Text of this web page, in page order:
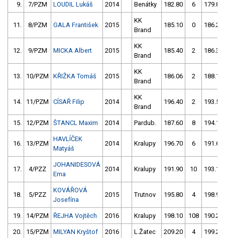
9. 7/PZM LOUDIL Lukáš 2014 Benátky 182.80 6 179.80
11. 8/PZM GALA František 2015
KK
Brand
185.10 0 186.20
12. 9/PZM MICKA Albert 2015
KK
Brand
185.40 2 186.30
13. 10/PZM KŘIŽKA Tomáš 2015
KK
Brand
186.06 2 188.10
14. 11/PZM CÍSAŘ Filip 2014
KK
Brand
196.40 2 193.50
15. 12/PZM ŠTANCL Maxim 2014 Pardub. 187.60 8 194.10
16. 13/PZM
HAVLÍČEK
Matyáš
2014 Kralupy 196.70 6 191.60
17. 4/PZZ
JOHANIDESOVÁ
Ema
2014 Kralupy 191.90 10 193.10
18. 5/PZZ
KOVÁŘOVÁ
Josefína
2015 Trutnov 195.80 4 198.90
19. 14/PZM ŘEJHA Vojtěch 2016 Kralupy 198.10 108 190.20
20. 15/PZM MILYAN Kryštof 2016 L.Žatec 209.20 4 199.20